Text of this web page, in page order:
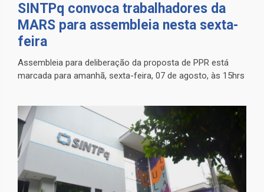
SINTPq convoca trabalhadores da
MARS para assembleia nesta sexta-
feira
Assembleia para deliberação da proposta de PPR está
marcada para amanhã, sexta-feira, 07 de agosto, às 15hrs